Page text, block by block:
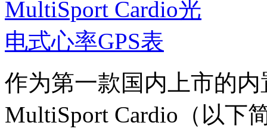
作为第一款国内上市的内
MultiSport Cardio（以下